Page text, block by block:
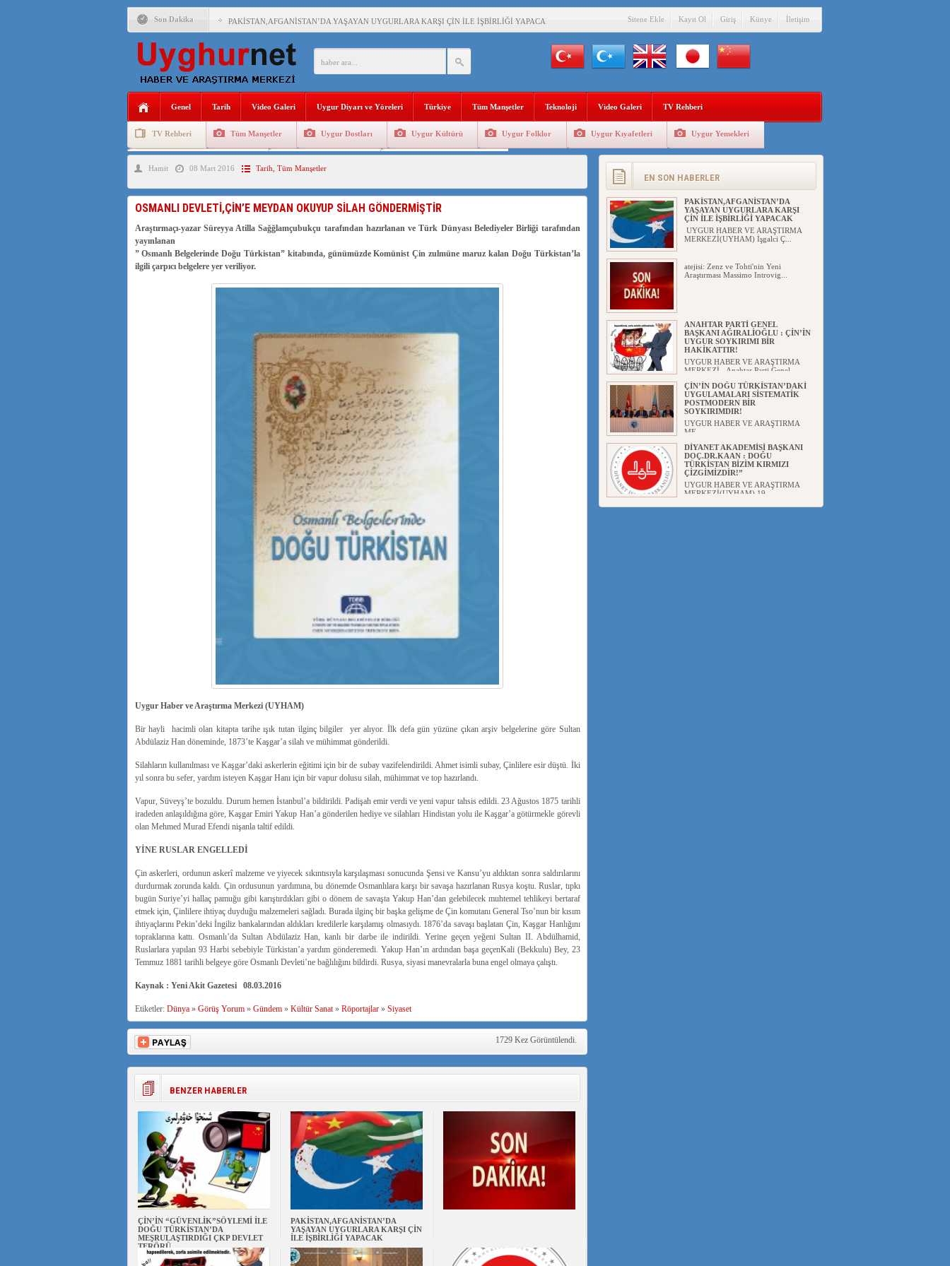
Son Dakika PAKİSTAN,AFGANİSTAN’DA YAŞAYAN UYGURLARA KARŞI ÇİN İLE İŞBİRLİĞİ YAPACAK
ANAHTAR PARTİ GENEL BAŞKANI AĞIRALİOĞLU : ÇİN’İN UYGUR SOYKIRIMI BİR HAKİKATTIR!
ÇİN’İN DOĞU TÜRKİSTAN’DAKİ UYGULAMALARI SİSTEMATİK POSTMODERN BİR SOYKIRIMDIR!
DİYANET AKADEMİSİ BAŞKANI DOÇ.DR.KAAN : DOĞU TÜRKİSTAN BİZİM KIRMIZI ÇİZGİMİZDİR!”
ÇİN’İN UYGUR POLİTİKALARINI ÖVEN DİYANET AKADEMİSİ BAŞKANI’NA TEPKİLER SÜRÜYOR
MHP’DEN URUMÇİ KATLİAMI MESAJİ : 05.07.2009 URUMÇİ ŞEHİTLERİNİ RAHMETLE ANIYORUZ
Sitene Ekle Kayıt Ol Giriş Künye İletişim
Genel Tarih Video Galeri Uygur Diyarı ve Yöreleri Türkiye Tüm Manşetler Teknoloji Video Galeri TV Rehberi
TV Rehberi Tüm Manşetler Uygur Dostları Uygur Kültürü Uygur Folklor Uygur Kıyafetleri Uygur Yemekleri
Uygurlarda Düğün ve Cenaze
Hamit 08 Mart 2016 Tarih Tüm Manşetler
OSMANLI DEVLETİ,ÇİN’E MEYDAN OKUYUP SİLAH GÖNDERMİŞTİR
Araştırmaçı-yazar Süreyya Atilla Sağğlamçubukçu tarafından hazırlanan ve Türk Dünyası Belediyeler Birliği tarafından
yayınlanan
” Osmanlı Belgelerinde Doğu Türkistan” kitabında, günümüzde Komünist Çin zulmüne maruz kalan Doğu Türkistan’la
ilgili çarpıcı belgelere yer veriliyor.
Uygur Haber ve Araştırma Merkezi (UYHAM)
Bir hayli hacimli olan kitapta tarihe ışık tutan ilginç bilgiler yer alıyor. İlk defa gün yüzüne çıkan arşiv belgelerine göre Sultan
Abdülaziz Han döneminde, 1873’te Kaşgar’a silah ve mühimmat gönderildi.
Silahların kullanılması ve Kaşgar’daki askerlerin eğitimi için bir de subay vazifelendirildi. Ahmet isimli subay, Çinlilere esir düştü. İki
yıl sonra bu sefer, yardım isteyen Kaşgar Hanı için bir vapur dolusu silah, mühimmat ve top hazırlandı.
Vapur, Süveyş’te bozuldu. Durum hemen İstanbul’a bildirildi. Padişah emir verdi ve yeni vapur tahsis edildi. 23 Ağustos 1875 tarihli
iradeden anlaşıldığına göre, Kaşgar Emiri Yakup Han’a gönderilen hediye ve silahları Hindistan yolu ile Kaşgar’a götürmekle görevli
olan Mehmed Murad Efendi nişanla taltif edildi.
YİNE RUSLAR ENGELLEDİ
Çin askerleri, ordunun askerî malzeme ve yiyecek sıkıntısıyla karşılaşması sonucunda Şensi ve Kansu’yu aldıktan sonra saldırılarını
durdurmak zorunda kaldı. Çin ordusunun yardımına, bu dönemde Osmanlılara karşı bir savaşa hazırlanan Rusya koştu. Ruslar, tıpkı
bugün Suriye’yi hallaç pamuğu gibi karıştırdıkları gibi o dönem de savaşta Yakup Han’dan gelebilecek muhtemel tehlikeyi bertaraf
etmek için, Çinlilere ihtiyaç duyduğu malzemeleri sağladı. Burada ilginç bir başka gelişme de Çin komutanı General Tso’nun bir kısım
ihtiyaçlarını Pekin’deki İngiliz bankalarından aldıkları kredilerle karşılamış olmasıydı. 1876’da savaşı başlatan Çin, Kaşgar Hanlığını
topraklarına kattı. Osmanlı’da Sultan Abdülaziz Han, kanlı bir darbe ile indirildi. Yerine geçen yeğeni Sultan II. Abdülhamid,
Ruslarlara yapılan 93 Harbi sebebiyle Türkistan’a yardım gönderemedi. Yakup Han’ın ardından başa geçenKali (Bekkulu) Bey, 23
Temmuz 1881 tarihli belgeye göre Osmanlı Devleti’ne bağlılığını bildirdi. Rusya, siyasi manevralarla buna engel olmaya çalıştı.
Kaynak : Yeni Akit Gazetesi 08.03.2016
Etiketler: Dünya» Görüş Yorum» Gündem» Kültür Sanat» Röportajlar» Siyaset
1729 Kez Görüntülendi.
BENZER HABERLER
ÇİN’İN “GÜVENLİK”SÖYLEMİ İLE
DOĞU TÜRKİSTAN’DA
MEŞRULAŞTIRDIĞI ÇKP DEVLET
TERÖRÜ
PAKİSTAN,AFGANİSTAN’DA
YAŞAYAN UYGURLARA KARŞI ÇİN
İLE İŞBİRLİĞİ YAPACAK
EN SON HABERLER
ÇİN’İN “GÜVENLİK”SÖYLEMİ İLE
DOĞU TÜRKİSTAN’DA
MEŞRULAŞTIRDIĞI ÇKP DEVLET
TERÖRÜ
YILMAZ ER(habernida.com) Çin
PAKİSTAN,AFGANİSTAN’DA
YAŞAYAN UYGURLARA KARŞI
ÇİN İLE İŞBİRLİĞİ YAPACAK
UYGUR HABER VE ARAŞTIRMA
MERKEZİ(UYHAM) İşgalci Ç...
atejisi: Zenz ve Tohti'nin Yeni
Araştırması Massimo Introvig...
ANAHTAR PARTİ GENEL
BAŞKANI AĞIRALİOĞLU : ÇİN’İN
UYGUR SOYKIRIMI BİR
HAKİKATTIR!
UYGUR HABER VE ARAŞTIRMA
MERKEZİ Anahtar Parti Genel
ÇİN’İN DOĞU TÜRKİSTAN’DAKİ
UYGULAMALARI SİSTEMATİK
POSTMODERN BİR
SOYKIRIMDIR!
UYGUR HABER VE ARAŞTIRMA
ME...
DİYANET AKADEMİSİ BAŞKANI
DOÇ.DR.KAAN : DOĞU
TÜRKİSTAN BİZİM KIRMIZI
ÇİZGİMİZDİR!”
UYGUR HABER VE ARAŞTIRMA
MERKEZİ(UYHAM) 19...
150 YILDIR KAYNAYAN YARAMIZ